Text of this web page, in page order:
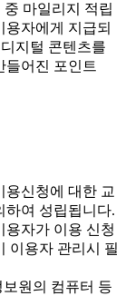
마일리지 적립
자에게 지급되
지털 콘텐츠를
들어진 포인트
신청에 대한 교
하여 성립됩니다.
자가 이용 신청
이용자 관리시 필
원의 컴퓨터 등